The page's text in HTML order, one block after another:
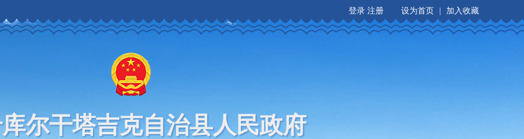
设为首页 加入收藏
登录 注册
尔干塔吉克自治县人民政府